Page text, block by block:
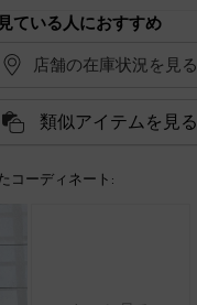
ている人におすすめ
店舗の在庫状況を見る
類似アイテムを見る
コーディネート: